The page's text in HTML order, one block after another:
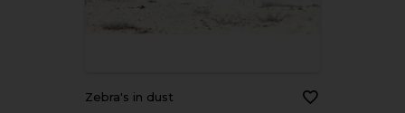
Zebra's in dust